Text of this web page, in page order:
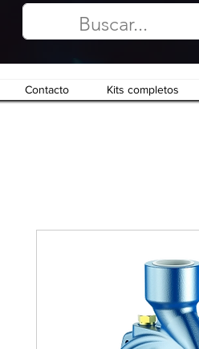
Contacto Kits completos